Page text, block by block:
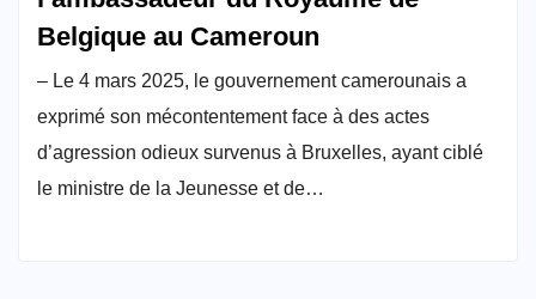
Belgique au Cameroun
– Le 4 mars 2025, le gouvernement camerounais a
exprimé son mécontentement face à des actes
d’agression odieux survenus à Bruxelles, ayant ciblé
le ministre de la Jeunesse et de…